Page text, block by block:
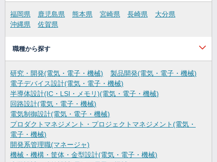
福岡県 鹿児島県 熊本県 宮崎県 長崎県
大分県
沖縄県
佐賀県
職種から探す
研究・開発(電気・電子・機械)
製品開発(電気・電子・機械)
電子デバイス設計(電気・電子・機械)
半導体設計(IC・LSI・メモリ)(電気・電子・機械)
回路設計(電気・電子・機械)
電気制御設計(電気・電子・機械)
プロダクトマネジメント・プロジェクトマネジメント(電気・
電子・機械)
開発系管理職(マネージャ)
機械・機構・筐体・金型設計(電気・電子・機械)